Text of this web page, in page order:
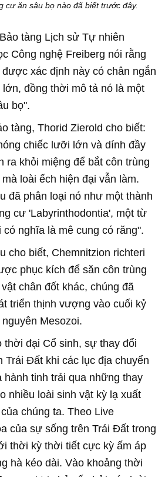
cư ăn sâu bọ nào đã biết trước đây.
tàng Lịch sử Tự nhiên
Công nghệ Freiberg nói rằng
xác định này có chân ngắn
đồng thời mô tả nó là một
bọ".
tàng, Thorid Zierold cho biết:
chiếc lưỡi lớn và dính đầy
ra khỏi miệng để bắt côn trùng
loài ếch hiện đại vẫn làm.
đã phân loại nó như một thành
cư 'Labyrinthodontia', một từ
nghĩa là mê cung có răng".
cho biết, Chemnitzion richteri
phục kích để săn côn trùng
chân đốt khác, chúng đã
triển thịnh vượng vào cuối kỷ
Mesozoi.
thời đại Cổ sinh, sự thay đổi
Trái Đất khi các lục địa chuyển
hành tinh trải qua những thay
nhiều loài sinh vật kỳ lạ xuất
chúng ta. Theo Live
của sự sống trên Trái Đất trong
thời kỳ thời tiết cực kỳ ấm áp
hà kéo dài. Vào khoảng thời